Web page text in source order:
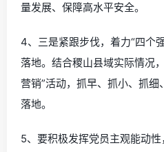
量发展、保障高水平安全。
4、三是紧跟步伐，着力“四个
落地。结合稷山县域实际情况
营销”活动，抓早、抓小、抓
落地。
5、要积极发挥党员主观能动